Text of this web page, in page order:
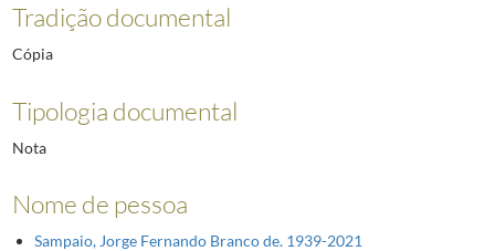
Tradição documental
Cópia
Tipologia documental
Nota
Nome de pessoa
Sampaio, Jorge Fernando Branco de. 1939-2021